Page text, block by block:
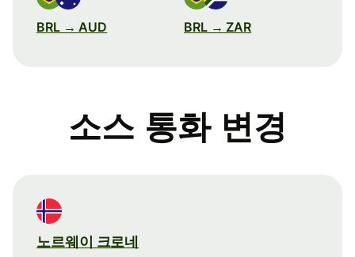
BRL → AUD BRL → ZAR
소스 통화 변경
노르웨이 크로네